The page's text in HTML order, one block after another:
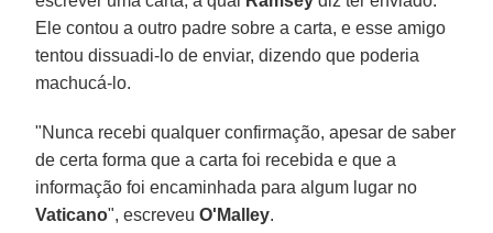
Ele contou a outro padre sobre a carta, e esse amigo
tentou dissuadi-lo de enviar, dizendo que poderia
machucá-lo.
"Nunca recebi qualquer confirmação, apesar de saber
de certa forma que a carta foi recebida e que a
informação foi encaminhada para algum lugar no
Vaticano", escreveuO'Malley.